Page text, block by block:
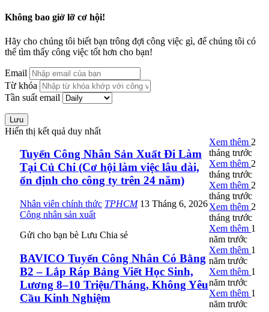
Không bao giờ lỡ cơ hội!
Hãy cho chúng tôi biết bạn trông đợi công việc gì, để chúng tôi có
thể tìm thấy công việc tốt hơn cho bạn!
Email
Từ khóa
Tần suất email
Lưu
Hiển thị kết quả duy nhất
Tuyển Công Nhân Sản Xuất Đi Làm
Tại Củ Chi (Cơ hội làm việc lâu dài,
ổn định cho công ty trên 24 năm)
Nhân viên chính thức TPHCM 13 Tháng 6, 2026
Công nhân sản xuất
Gửi cho bạn bè Lưu Chia sẻ
Xem thêm 2
tháng trước
BAVICO Tuyển Công Nhân Có Bằng
B2 – Lắp Ráp Bảng Viết Học Sinh,
Lương 8–10 Triệu/Tháng, Không Yêu
Cầu Kinh Nghiệm
Xem thêm 2
tháng trước
Xem thêm 2
tháng trước
Xem thêm 2
tháng trước
Xem thêm 1
năm trước
Xem thêm 1
năm trước
Xem thêm 1
năm trước
Xem thêm 1
năm trước